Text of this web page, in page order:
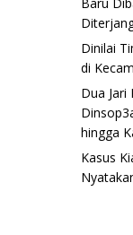
Dinilai
di
Dua Jari
hingga
Kasus